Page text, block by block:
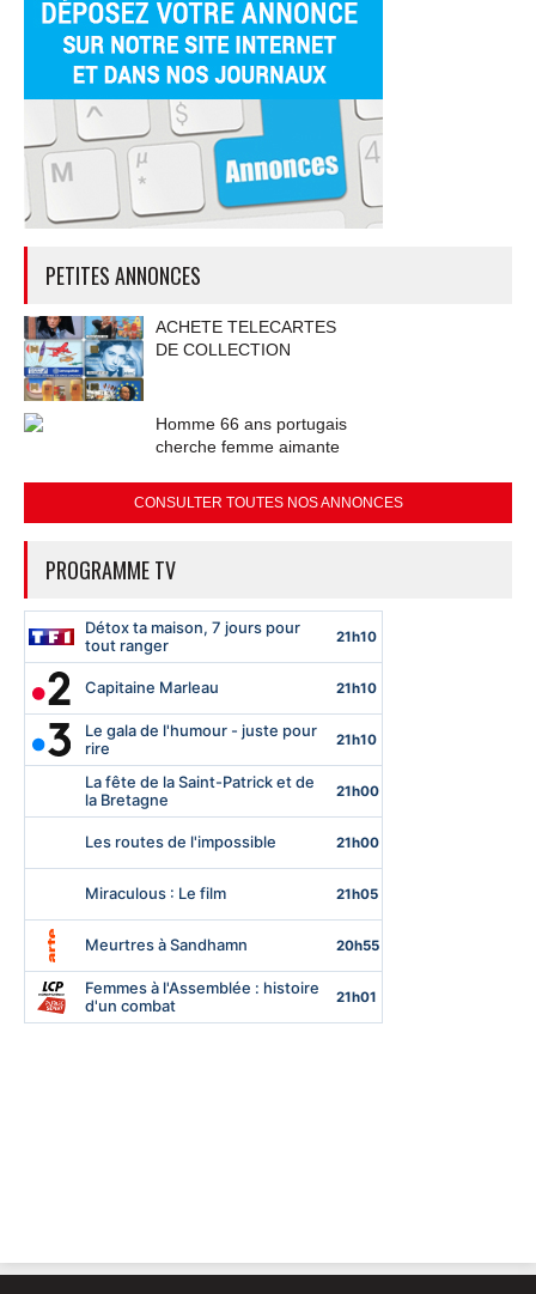
PETITES ANNONCES
ACHETE TELECARTES
DE COLLECTION
Homme 66 ans portugais
cherche femme aimante
CONSULTER TOUTES NOS ANNONCES
PROGRAMME TV